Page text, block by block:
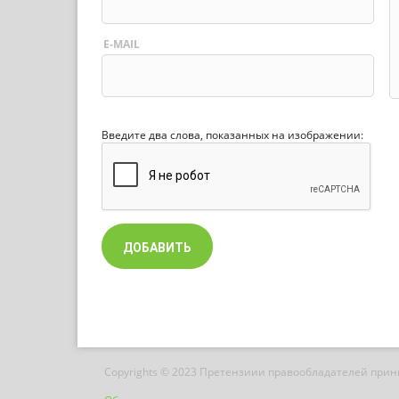
E-MAIL
Введите два слова, показанных на изображении:
Copyrights © 2023 Претензиии правообладателей